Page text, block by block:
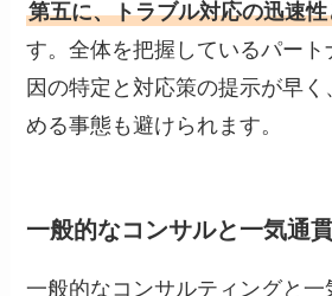
第五に、トラブル対応の迅速
す。全体を把握しているパー
因の特定と対応策の提示が早
める事態も避けられます。
一般的なコンサルと一気通
一般的なコンサルティングと